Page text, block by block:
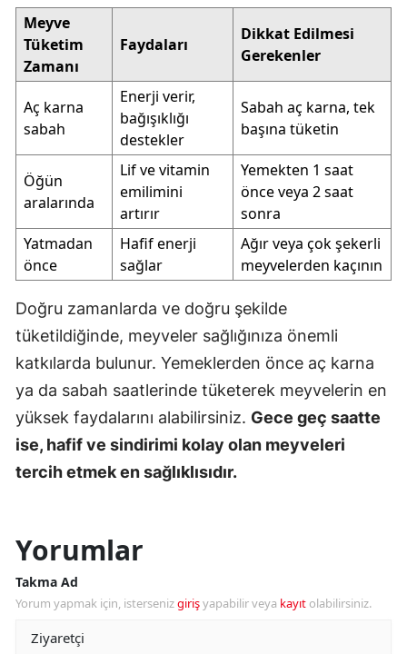
Meyve
Tüketim
Zamanı
Faydaları
Dikkat Edilmesi
Gerekenler
Aç karna
sabah
Enerji verir,
bağışıklığı
destekler
Sabah aç karna, tek
başına tüketin
Öğün
aralarında
Lif ve vitamin
emilimini
artırır
Yemekten 1 saat
önce veya 2 saat
sonra
Yatmadan
önce
Hafif enerji
sağlar
Ağır veya çok şekerli
meyvelerden kaçının
Doğru zamanlarda ve doğru şekilde
tüketildiğinde, meyveler sağlığınıza önemli
katkılarda bulunur. Yemeklerden önce aç karna
ya da sabah saatlerinde tüketerek meyvelerin en
yüksek faydalarını alabilirsiniz. Gece geç saatte
ise, hafif ve sindirimi kolay olan meyveleri
tercih etmek en sağlıklısıdır.
Yorumlar
Takma Ad
Yorum yapmak için, istersenizgirişyapabilir veya kayıt olabilirsiniz.